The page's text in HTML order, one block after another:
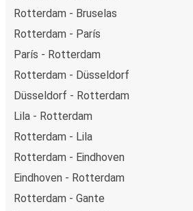
Rotterdam - Bruselas
Rotterdam - París
París - Rotterdam
Rotterdam - Düsseldorf
Düsseldorf - Rotterdam
Lila - Rotterdam
Rotterdam - Lila
Rotterdam - Eindhoven
Eindhoven - Rotterdam
Rotterdam - Gante